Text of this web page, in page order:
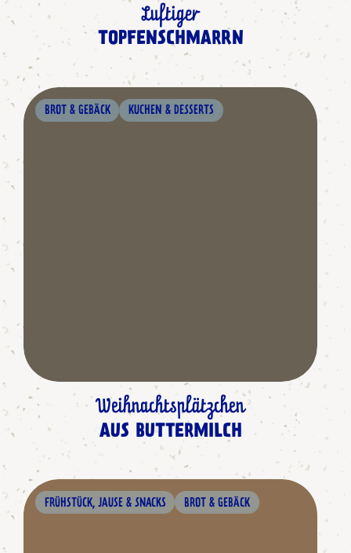
Luftiger
TOPFENSCHMARRN
BROT & GEBÄCK KUCHEN & DESSERTS
Weihnachtsplätzchen
AUS BUTTERMILCH
FRÜHSTÜCK, JAUSE & SNACKS BROT & GEBÄCK